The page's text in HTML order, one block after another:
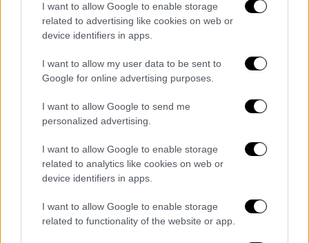
I want to allow Google to enable storage
related to advertising like cookies on web or
device identifiers in apps.
I want to allow my user data to be sent to
Google for online advertising purposes.
I want to allow Google to send me
personalized advertising.
I want to allow Google to enable storage
related to analytics like cookies on web or
device identifiers in apps.
I want to allow Google to enable storage
related to functionality of the website or app.
Με μεγάλη ποικιλία σε προϊόντα και
συνταγές και τις ανοικτές κουζίνες τους σε
δράση, τα δυο καταστήματα στο Σύνταγμα
και στην Κηφισιά φέρνουν τις γεύσεις της
Ασίας πιο κοντά